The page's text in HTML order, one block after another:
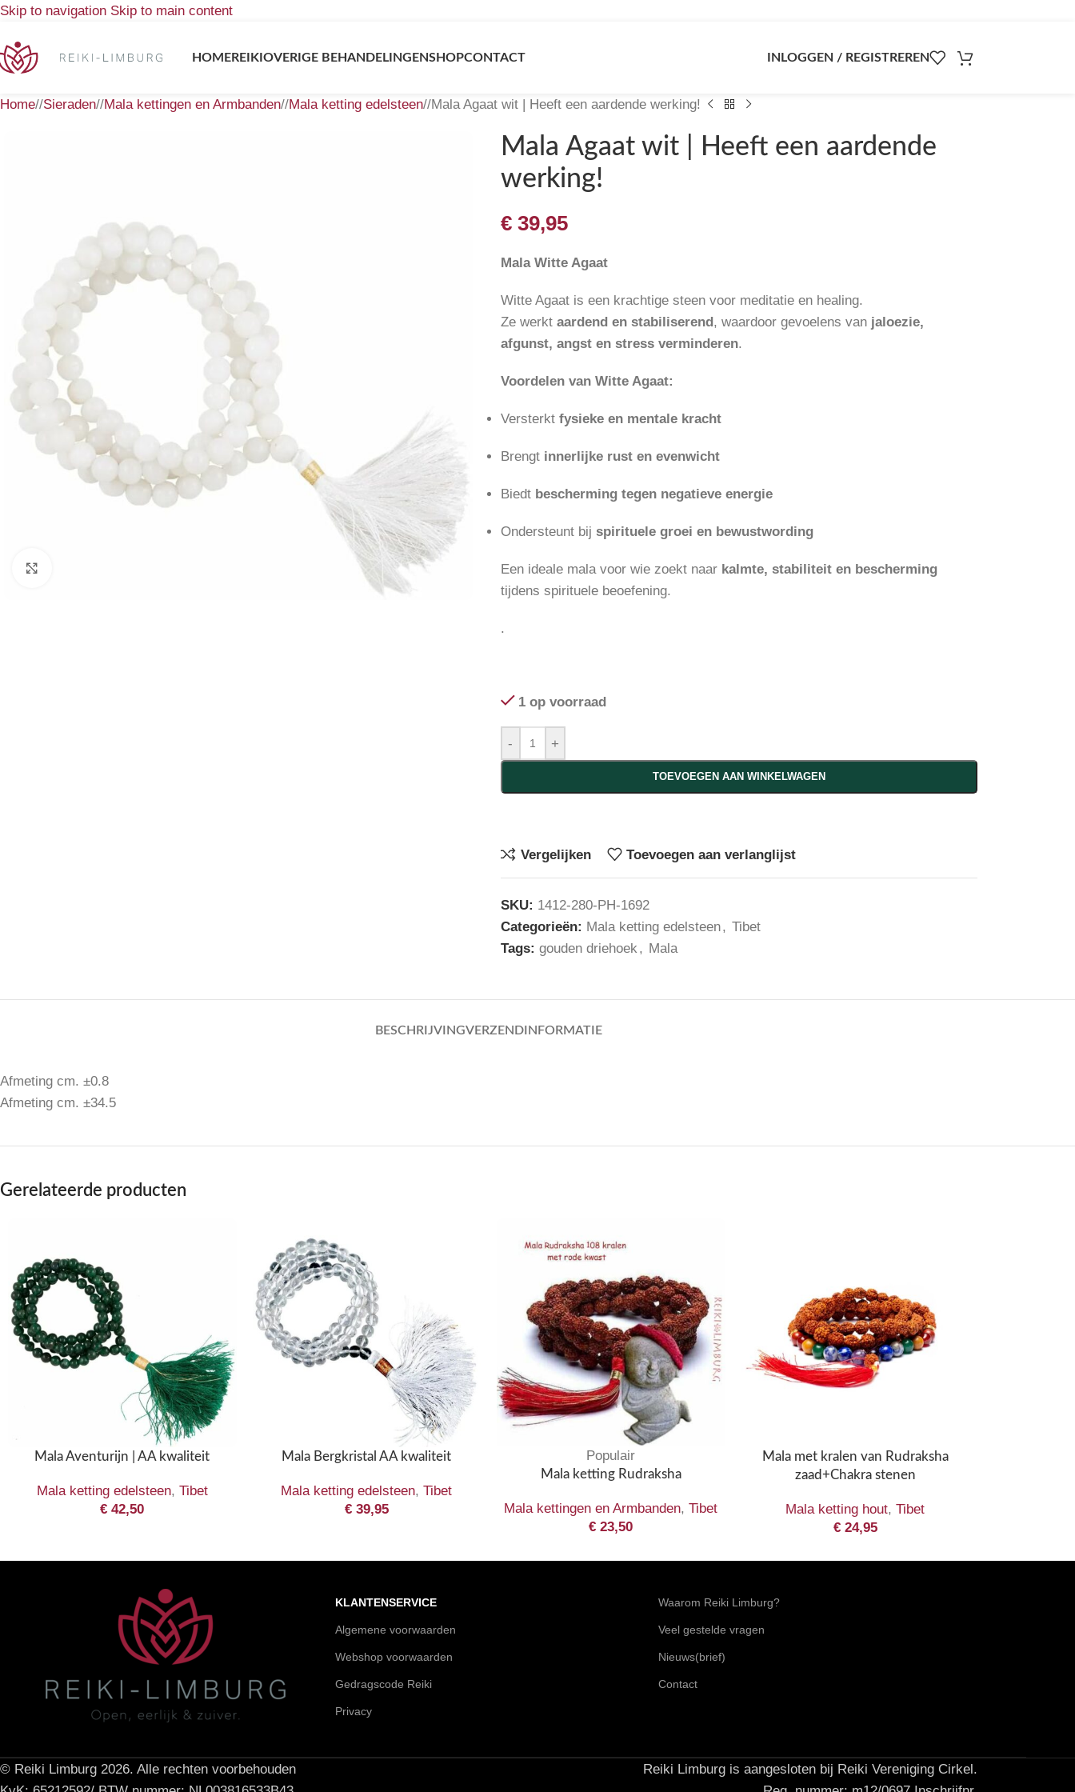
Skip to navigation Skip to main content
HOMEREIKIOVERIGE BEHANDELINGENSHOPCONTACT INLOGGEN / REGISTREREN
Home/ Sieraden/ Mala kettingen en Armbanden/ Mala ketting edelsteen/ Mala Agaat wit | Heeft een aardende werking!
Mala Agaat wit | Heeft een aardende
werking!
€39,95
Mala Witte Agaat
Witte Agaat is een krachtige steen voor meditatie en healing.
Ze werkt aardend en stabiliserend, waardoor gevoelens van jaloezie,
afgunst, angst en stress verminderen.
Voordelen van Witte Agaat:
Versterkt fysieke en mentale kracht
Brengt innerlijke rust en evenwicht
Biedt bescherming tegen negatieve energie
Ondersteunt bij spirituele groei en bewustwording
Een ideale mala voor wie zoekt naar kalmte, stabiliteit en bescherming
tijdens spirituele beoefening.
.
1 op voorraad
- +
TOEVOEGEN AAN WINKELWAGEN
Vergelijken Toevoegen aan verlanglijst
SKU: 1412-280-PH-1692
Categorieën: Mala ketting edelsteen, Tibet
Tags: gouden driehoek, Mala
BESCHRIJVINGVERZENDINFORMATIE
Afmeting cm. ±0.8
Afmeting cm. ±34.5
Gerelateerde producten
Mala Aventurijn | AA kwaliteit
Mala ketting edelsteen, Tibet
€ 42,50
Mala Bergkristal AA kwaliteit
Mala ketting edelsteen, Tibet
€39,95
Populair
Mala ketting Rudraksha
Mala kettingen en Armbanden, Tibet
€ 23,50
Mala met kralen van Rudraksha
zaad+Chakra stenen
Mala ketting hout, Tibet
€24,95
KLANTENSERVICE
Algemene voorwaarden
Webshop voorwaarden
Gedragscode Reiki
Privacy
Waarom Reiki Limburg?
Veel gestelde vragen
Nieuws(brief)
Contact
© Reiki Limburg 2026. Alle rechten voorbehouden
Reiki Limburg is aangesloten bij Reiki Vereniging Cirkel.